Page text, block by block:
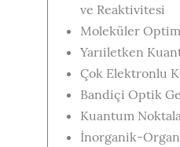
ve Reaktivitesi
Moleküler
Yarıiletken
Çok Elektronlu
Bandiçi Optik
Kuantum
İnorganik-